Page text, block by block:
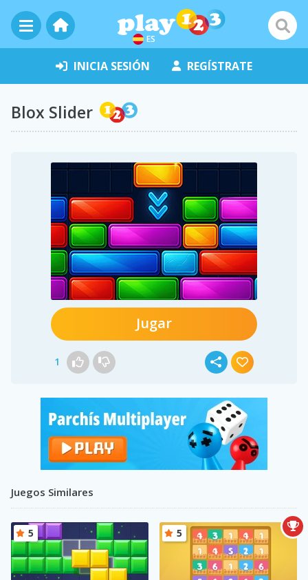
ES
INICIA SESIÓN REGÍSTRATE
Blox Slider
Jugar
1
Juegos Similares
5 5